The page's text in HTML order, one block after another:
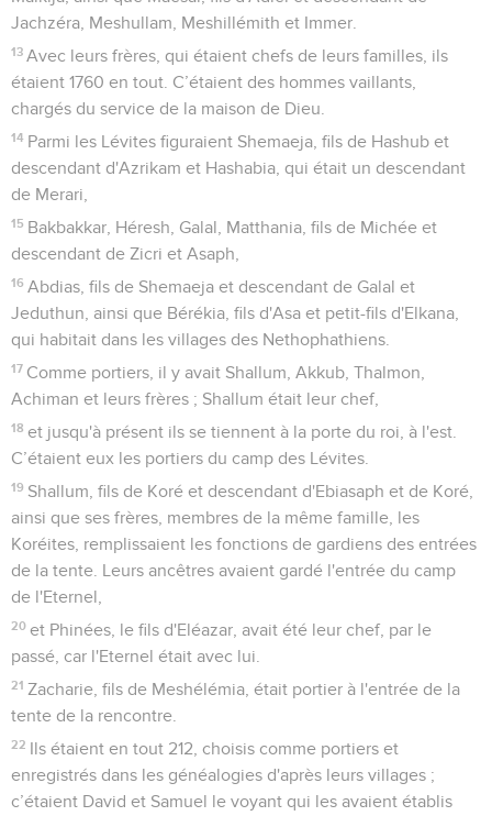
Jachzéra, Meshullam, Meshillémith et Immer.
13 Avec leurs frères, qui étaient chefs de leurs familles, ils
étaient 1760 en tout. C’étaient des hommes vaillants,
chargés du service de la maison de Dieu.
14 Parmi les Lévites figuraient Shemaeja, fils de Hashub et
descendant d'Azrikam et Hashabia, qui était un descendant
de Merari,
15 Bakbakkar, Héresh, Galal, Matthania, fils de Michée et
descendant de Zicri et Asaph,
16 Abdias, fils de Shemaeja et descendant de Galal et
Jeduthun, ainsi que Bérékia, fils d'Asa et petit-fils d'Elkana,
qui habitait dans les villages des Nethophathiens.
17 Comme portiers, il y avait Shallum, Akkub, Thalmon,
Achiman et leurs frères ; Shallum était leur chef,
18 et jusqu'à présent ils se tiennent à la porte du roi, à l'est.
C’étaient eux les portiers du camp des Lévites.
19 Shallum, fils de Koré et descendant d'Ebiasaph et de Koré,
ainsi que ses frères, membres de la même famille, les
Koréites, remplissaient les fonctions de gardiens des entrées
de la tente. Leurs ancêtres avaient gardé l'entrée du camp
de l'Eternel,
20 et Phinées, le fils d'Eléazar, avait été leur chef, par le
passé, car l'Eternel était avec lui.
21 Zacharie, fils de Meshélémia, était portier à l'entrée de la
tente de la rencontre.
22 Ils étaient en tout 212, choisis comme portiers et
enregistrés dans les généalogies d'après leurs villages ;
c’étaient David et Samuel le voyant qui les avaient établis